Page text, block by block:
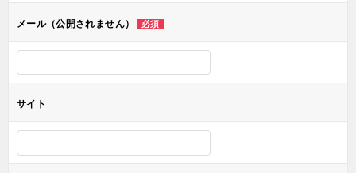
ン
メール（公開されません） 必須
サイト